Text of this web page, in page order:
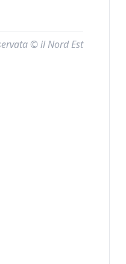
© il Nord Est